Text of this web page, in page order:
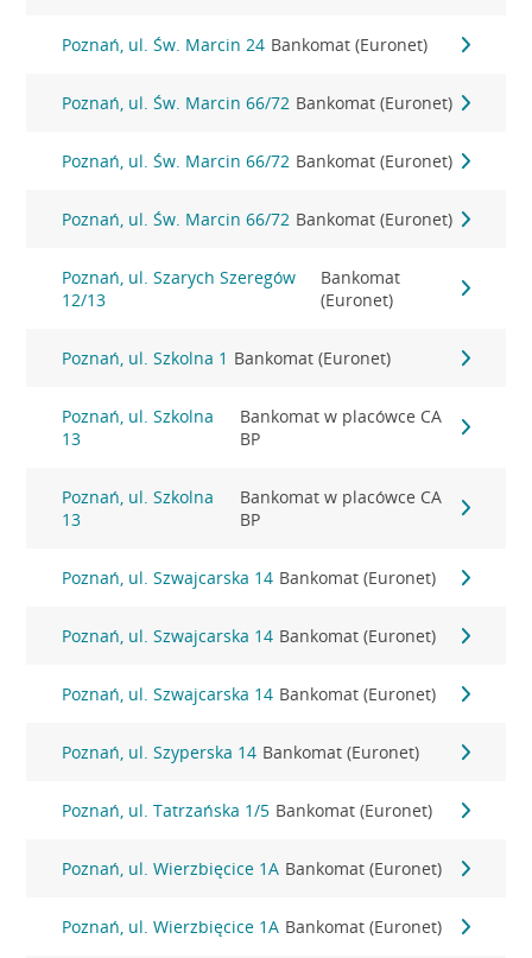
Poznań, ul. Św. Marcin 24 Bankomat (Euronet)
Poznań, ul. Św. Marcin 66/72 Bankomat (Euronet)
Poznań, ul. Św. Marcin 66/72 Bankomat (Euronet)
Poznań, ul. Św. Marcin 66/72 Bankomat (Euronet)
Poznań, ul. Szarych Szeregów
12/13
Bankomat
(Euronet)
Poznań, ul. Szkolna 1 Bankomat (Euronet)
Poznań, ul. Szkolna
13
Bankomat w placówce CA
BP
Poznań, ul. Szkolna
13
Bankomat w placówce CA
BP
Poznań, ul. Szwajcarska 14 Bankomat (Euronet)
Poznań, ul. Szwajcarska 14 Bankomat (Euronet)
Poznań, ul. Szwajcarska 14 Bankomat (Euronet)
Poznań, ul. Szyperska 14 Bankomat (Euronet)
Poznań, ul. Tatrzańska 1/5 Bankomat (Euronet)
Poznań, ul. Wierzbięcice 1A Bankomat (Euronet)
Poznań, ul. Wierzbięcice 1A Bankomat (Euronet)